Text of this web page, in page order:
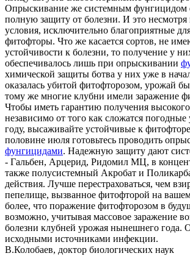
Опрыскивание же системным фунгицидом
полную защиту от болезни. И это
условия, исключительно благоприятные
фитофторы. Что же касается сортов, не
устойчивости к болезни, то получение у
обеспечивалось лишь при опрыскивании
химической защиты ботва у них уже в
оказалась убитой фитофторозом, урожай
тому же многие клубни имели заражение
Чтобы иметь гарантию получения
независимо от того как сложатся
году, высаживайте устойчивые к
половине июля готовьтесь проводить
фунгицидами. Надежную защиту дают
- Гальбен, Арцерид, Ридомил МЦ, в
также полусистемный Акробат и
действия. Лучше перестраховаться, чем
пепелище, вызванное фитофторой на
более, что поражение фитофторозом в
возможно, учитывая массовое заражение
болезни клубней урожая нынешнего года.
исходными источниками инфекции.
В.Колобаев, доктор биологических наук